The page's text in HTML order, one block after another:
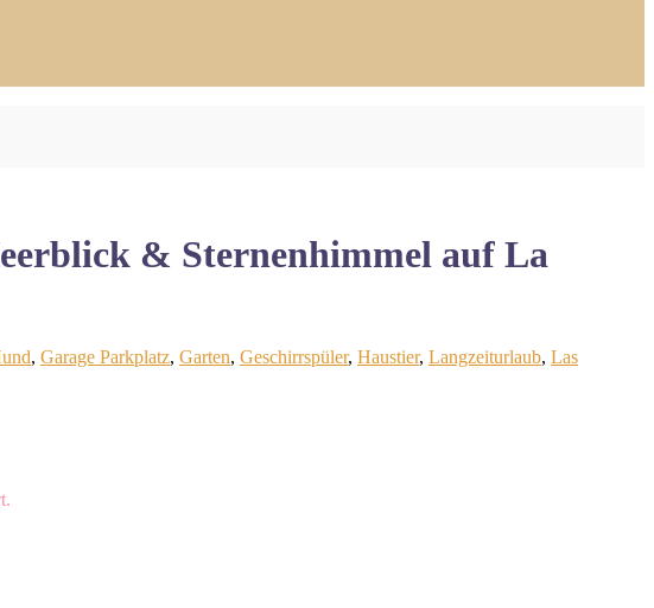
& Sternenhimmel auf La
, Garage Parkplatz, Garten, Geschirrspüler, Haustier, Langzeiturlaub, Las